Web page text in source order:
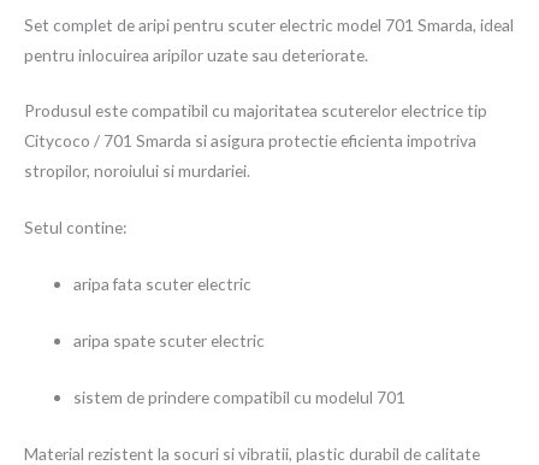
Set complet de aripi pentru scuter electric model 701 Smarda, ideal
pentru inlocuirea aripilor uzate sau deteriorate.
Produsul este compatibil cu majoritatea scuterelor electrice tip
Citycoco / 701 Smarda si asigura protectie eficienta impotriva
stropilor, noroiului si murdariei.
Setul contine:
aripa fata scuter electric
aripa spate scuter electric
sistem de prindere compatibil cu modelul 701
Material rezistent la socuri si vibratii, plastic durabil de calitate